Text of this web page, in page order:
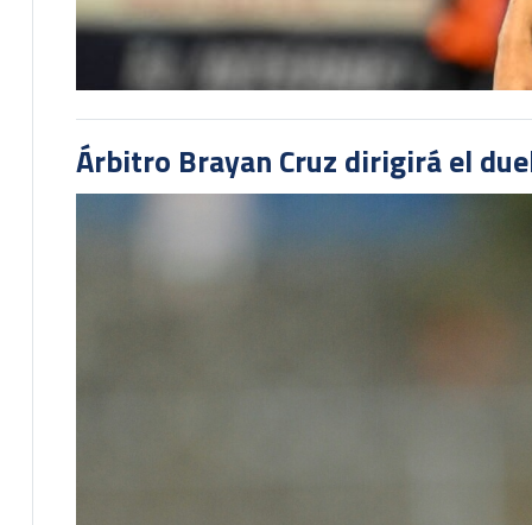
Árbitro Brayan Cruz dirigirá el